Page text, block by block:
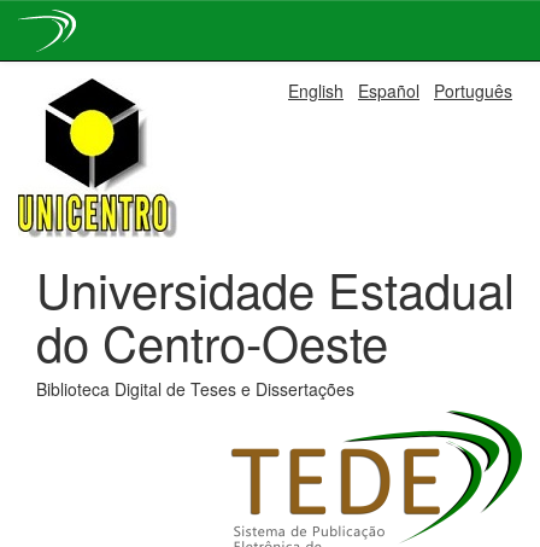
navigation
English Español Português
Universidade Estadual
do Centro-Oeste
Biblioteca Digital de Teses e Dissertações